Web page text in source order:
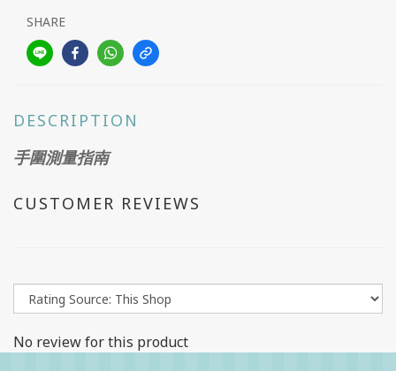
SHARE
DESCRIPTION
手圍測量指南
CUSTOMER REVIEWS
No review for this product